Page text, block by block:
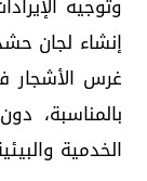
إنشاء لجان
غرس الأشجار
بالمناسبة،
الخدمية